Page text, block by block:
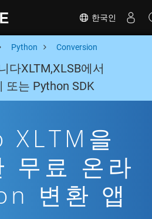
한국인
Python Conversion
다XLTM,XLSB에서
또는 Python SDK
XLTM을
무료 온라
변환 앱